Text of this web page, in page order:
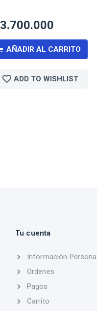
3.700.000
AÑADIR AL CARRITO
ADD TO WISHLIST
Tu cuenta
Información Personal
Ordenes
Pagos
Carrito